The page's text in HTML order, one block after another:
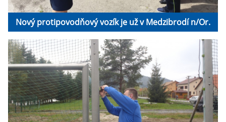
Nový protipovodňový vozík je už v Medzibrodí n/Or.